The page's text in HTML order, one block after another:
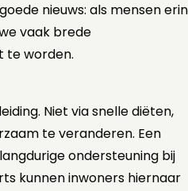
nieuws: als mensen erin
vaak brede
te worden.
Niet via snelle diëten,
te veranderen. Een
ondersteuning bij
kunnen inwoners hiernaar